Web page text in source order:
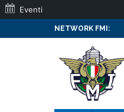
NETWORK FMI:
Eventi